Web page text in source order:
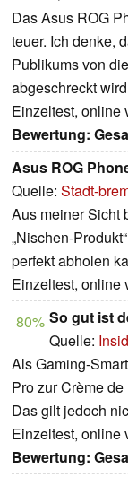
Das Asus ROG
teuer. Ich denke,
Publikums von
abgeschreckt
Einzeltest, online
Bewertung:
Asus ROG
Quelle: Stadt-
Aus meiner Sicht
„Nischen-
perfekt abholen
Einzeltest, online
80% So gut ist
Quelle:
Als Gaming-
Pro zur Crème
Das gilt jedoch
Einzeltest, online
Bewertung: